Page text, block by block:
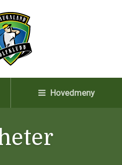
Hovedmeny